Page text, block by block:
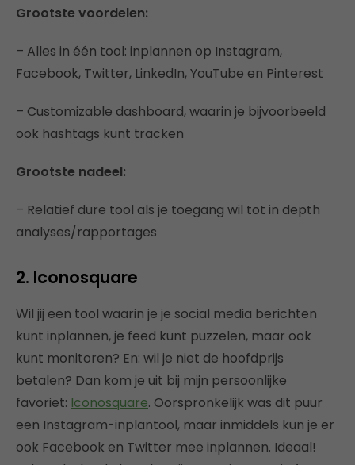
Grootste voordelen:
– Alles in één tool: inplannen op Instagram,
Facebook, Twitter, LinkedIn, YouTube en Pinterest
– Customizable dashboard, waarin je bijvoorbeeld
ook hashtags kunt tracken
Grootste nadeel:
– Relatief dure tool als je toegang wil tot in depth
analyses/rapportages
2. Iconosquare
Wil jij een tool waarin je je social media berichten
kunt inplannen, je feed kunt puzzelen, maar ook
kunt monitoren? En: wil je niet de hoofdprijs
betalen? Dan kom je uit bij mijn persoonlijke
favoriet: Iconosquare. Oorspronkelijk was dit puur
een Instagram-inplantool, maar inmiddels kun je er
ook Facebook en Twitter mee inplannen. Ideaal!